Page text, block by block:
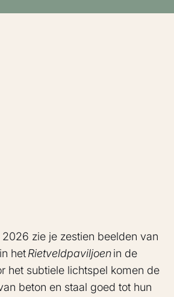
zie je zestien beelden van
hetRietveldpaviljoenin de
het subtiele lichtspel komen de
beton en staal goed tot hun